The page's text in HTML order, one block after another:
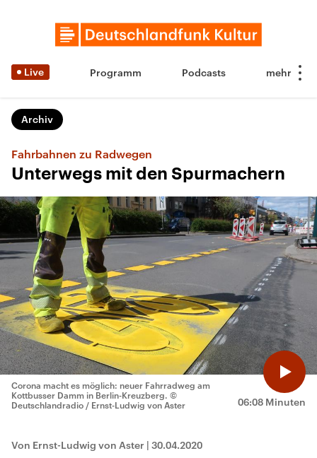
Live Programm Podcasts
Archiv
Fahrbahnen zu Radwegen
Unterwegs mit den Spurmachern
06:08 Minuten
Corona macht es möglich: neuer Fahrradweg am
Kottbusser Damm in Berlin-Kreuzberg. ©
Deutschlandradio / Ernst-Ludwig von Aster
Von Ernst-Ludwig von Aster | 30.04.2020